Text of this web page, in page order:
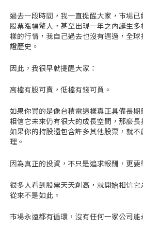
過去一段時間，我一直提醒大家，市場
股票漲幅驚人，甚至出現一年之內誕生
樣的行情，我自己過去也沒有遇過，全
證歷史。
因此，我很早就提醒大家：
高檔有股可賣，低檔有錢可買。
如果你買的是像台積電這樣真正具備長
相信它未來仍有很大的成長空間，那麼
如果你的持股還包含許多其他股票，就
理。
因為真正的投資，不只是追求報酬，更要
很多人看到股票天天創高，就開始相信
從來不是如此。
市場永遠都有循環，沒有任何一家公司能